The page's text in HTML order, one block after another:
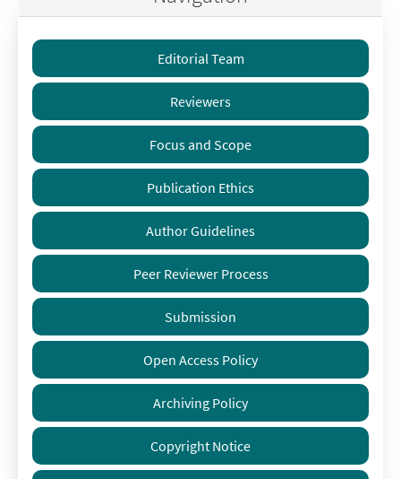
Editorial Team
Reviewers
Focus and Scope
Publication Ethics
Author Guidelines
Peer Reviewer Process
Submission
Open Access Policy
Archiving Policy
Copyright Notice